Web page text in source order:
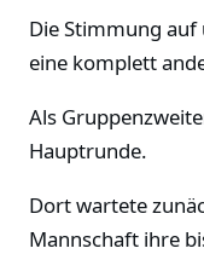
Die Stimmung
eine komplett
Als
Hauptrunde.
Dort wartete
Mannschaft ihre